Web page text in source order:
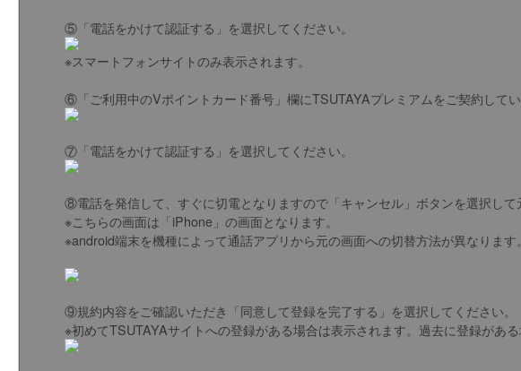
⑤「電話をかけて認証する」を選択してください。
※スマートフォンサイトのみ表示されます。
⑥「ご利用中のVポイントカード番号」欄にTSUTAYAプレミアムをご契約して
⑦「電話をかけて認証する」を選択してください。
⑧電話を発信して、すぐに切電となりますので「キャンセル」ボタンを選択して
※こちらの画面は「iPhone」の画面となります。
※android端末を機種によって通話アプリから元の画面への切替方法が異なります。
⑨規約内容をご確認いただき「同意して登録を完了する」を選択してください。
※初めてTSUTAYAサイトへの登録がある場合は表示されます。過去に登録があ